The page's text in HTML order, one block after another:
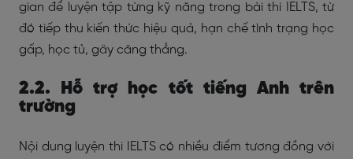
gian để luyện tập từng kỹ năng trong bài thi IELTS, từ
đó tiếp thu kiến thức hiệu quả, hạn chế tình trạng học
gấp, học tủ, gây căng thẳng.
2.2. Hỗ trợ học tốt tiếng Anh trên
trường
Nội dung luyện thi IELTS có nhiều điểm tương đồng với